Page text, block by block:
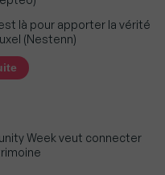
là pour apporter la vérité
(Nestenn)
Week veut connecter